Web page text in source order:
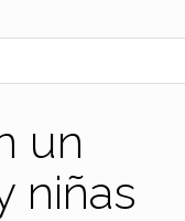
un
niñas